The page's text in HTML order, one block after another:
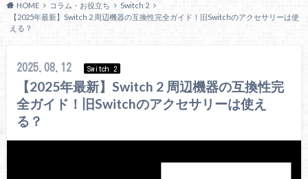
HOME コラム・お役立ち
Switch 2
【2025年最新】Switch 2 周辺機器の互換性完全ガイド！旧Switchのアクセサリーは使
える？
2025.08.12 Switch 2
【2025年最新】Switch 2 周辺機器の互換性完
全ガイド！旧Switchのアクセサリーは使え
る？